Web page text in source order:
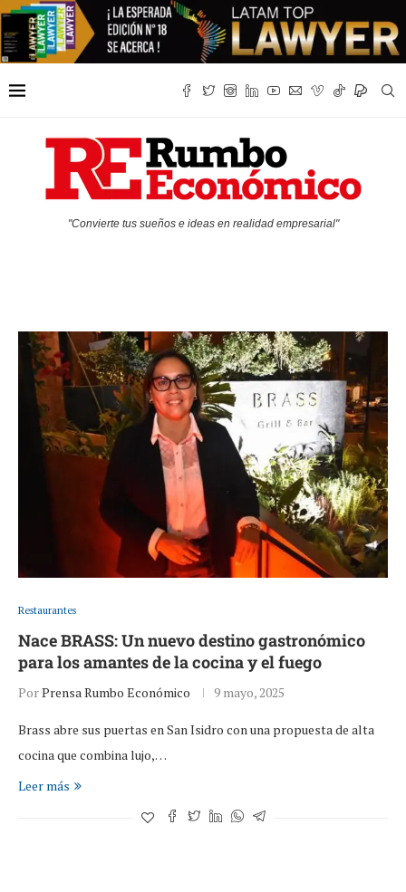
"Convierte tus sueños e ideas en realidad empresarial"
Restaurantes
Nace BRASS: Un nuevo destino gastronómico
para los amantes de la cocina y el fuego
PorPrensa Rumbo Económico 9 mayo, 2025
Brass abre sus puertas en San Isidro con una propuesta de alta
cocina que combina lujo,…
Leer más